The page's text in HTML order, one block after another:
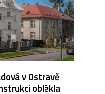
v Ostravě
oblékla